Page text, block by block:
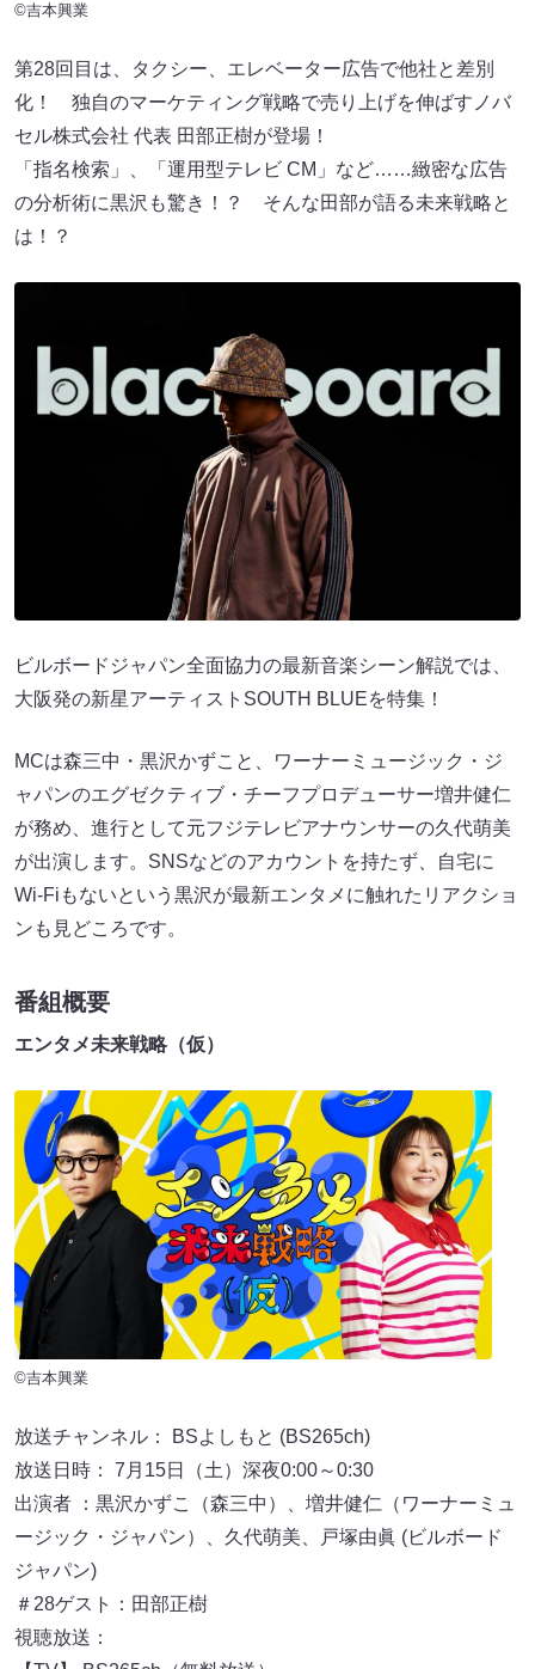
©吉本興業
第28回目は、タクシー、エレベーター広告で他社と差別
化！ 独自のマーケティング戦略で売り上げを伸ばすノバ
セル株式会社 代表 田部正樹が登場！
「指名検索」、「運用型テレビ CM」など……緻密な広告
の分析術に黒沢も驚き！？ そんな田部が語る未来戦略と
は！？
ビルボードジャパン全面協力の最新音楽シーン解説では、
大阪発の新星アーティストSOUTH BLUEを特集！
MCは森三中・黒沢かずこと、ワーナーミュージック・ジ
ャパンのエグゼクティブ・チーフプロデューサー増井健仁
が務め、進行として元フジテレビアナウンサーの久代萌美
が出演します。SNSなどのアカウントを持たず、自宅に
Wi-Fiもないという黒沢が最新エンタメに触れたリアクショ
ンも見どころです。
番組概要
エンタメ未来戦略（仮）
©吉本興業
放送チャンネル： BSよしもと (BS265ch)
放送日時： 7月15日（土）深夜0:00～0:30
出演者 ：黒沢かずこ（森三中）、増井健仁（ワーナーミュ
ージック・ジャパン）、久代萌美、戸塚由眞 (ビルボード
ジャパン)
＃28ゲスト：田部正樹
視聴放送：